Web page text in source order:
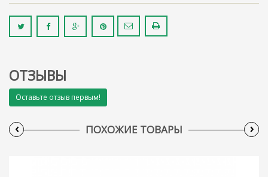
ОТЗЫВЫ
Оставьте отзыв первым!
ПОХОЖИЕ ТОВАРЫ
‹ ›